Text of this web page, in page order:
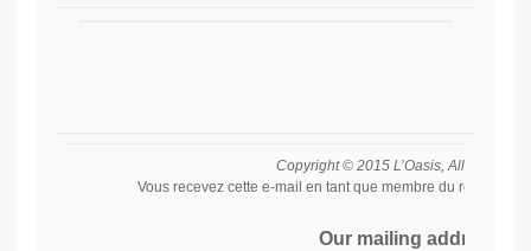
Copyright © 2015 L’Oasis, All rights
Vous recevez cette e-mail en tant que membre du réseau de
Our mailing address is: